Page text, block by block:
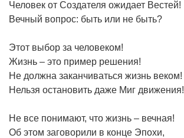
Человек от Создателя ожидает Вестей!
Вечный вопрос: быть или не быть?
Этот выбор за человеком!
Жизнь – это пример решения!
Не должна заканчиваться жизнь веком!
Нельзя остановить даже Миг движения!
Не все понимают, что жизнь – вечная!
Об этом заговорили в конце Эпохи,